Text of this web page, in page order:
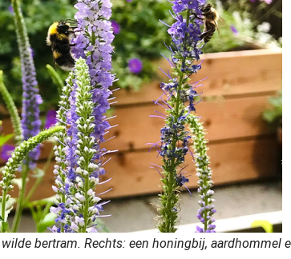
bertram. Rechts: een honingbij, aardhommel